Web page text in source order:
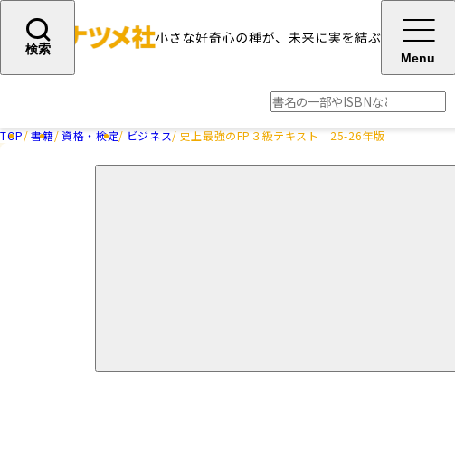
検索
Menu
TOP 書籍 資格・検定 ビジネス 史上最強のFP３級テキスト 25-26年版